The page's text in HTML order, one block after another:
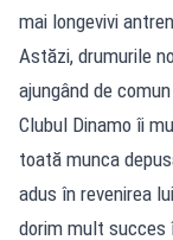
mai longevivi
Astăzi, drumurile
ajungând de
Clubul Dinamo îi
toată munca
adus în revenirea
dorim mult succes